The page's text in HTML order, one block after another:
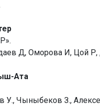
Д, Оморова И, Цой Р,
Ата
У., Чыныбеков З.,